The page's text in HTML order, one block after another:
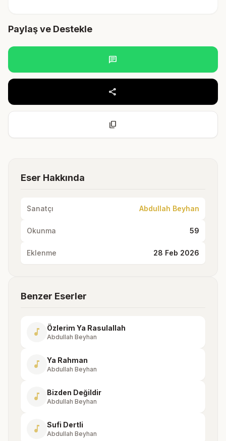
Paylaş ve Destekle
chat
share
content_copy
Eser Hakkında
Sanatçı Abdullah Beyhan
Okunma 59
Eklenme 28 Feb 2026
Benzer Eserler
music_note Özlerim Ya Rasulallah
Abdullah Beyhan
music_note Ya Rahman
Abdullah Beyhan
music_note Bizden Değildir
Abdullah Beyhan
music_note Sufi Dertli
Abdullah Beyhan